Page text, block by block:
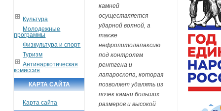
Культура
Молодежные
программы
Физкультура и спорт
Туризм
Антинаркотическая
комиссия
КАРТА САЙТА
Карта сайта
камней
осуществляется
ударной волной, а
также
нефролитолапаксию
под контролем
рентгена и
лапароскопа, которая
позволяет удалять из
почек камни больших
размеров и высокой